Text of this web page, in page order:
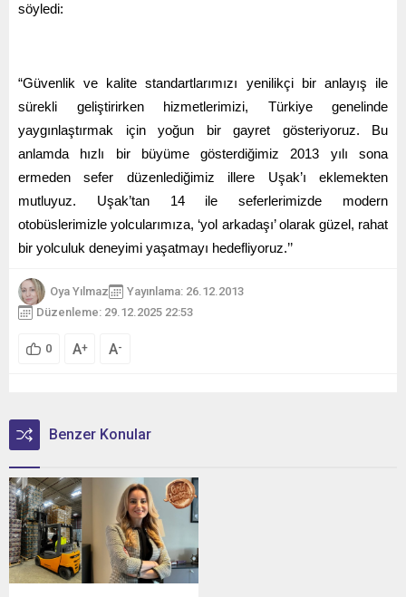
söyledi:
“Güvenlik ve kalite standartlarımızı yenilikçi bir anlayış ile
sürekli geliştirirken hizmetlerimizi, Türkiye genelinde
yaygınlaştırmak için yoğun bir gayret gösteriyoruz. Bu
anlamda hızlı bir büyüme gösterdiğimiz 2013 yılı sona
ermeden sefer düzenlediğimiz illere Uşak’ı eklemekten
mutluyuz. Uşak’tan 14 ile seferlerimizde modern
otobüslerimizle yolcularımıza, ‘yol arkadaşı’ olarak güzel, rahat
bir yolculuk deneyimi yaşatmayı hedefliyoruz.’’
Oya Yılmaz
Yayınlama: 26.12.2013
Düzenleme: 29.12.2025 22:53
0 A+ A-
Benzer Konular